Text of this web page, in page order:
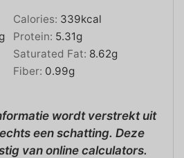
Calories: 339kcal
Protein: 5.31g
Saturated Fat: 8.62g
Fiber: 0.99g
een schatting. Deze
van online calculators.